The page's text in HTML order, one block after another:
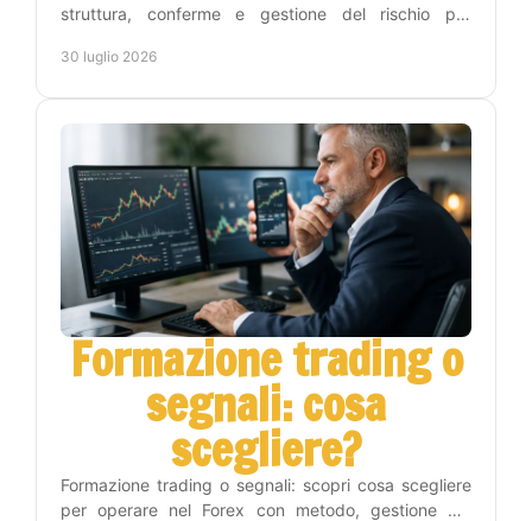
struttura, conferme e gestione del rischio per
30 luglio 2026
Formazione trading o
segnali: cosa
scegliere?
Formazione trading o segnali: scopri cosa scegliere
per operare nel Forex con metodo, gestione del